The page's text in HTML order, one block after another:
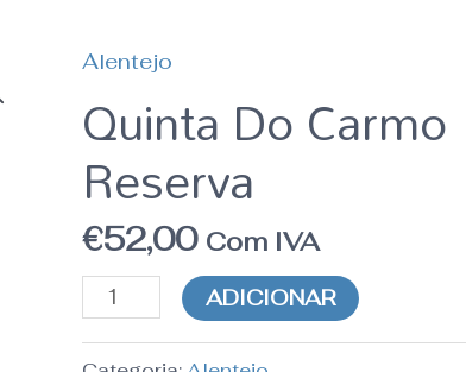
Alentejo
Quinta Do Carmo
Reserva
€52,00 Com IVA
Quantidade
de
Quinta
Do
Carmo
ADICIONAR